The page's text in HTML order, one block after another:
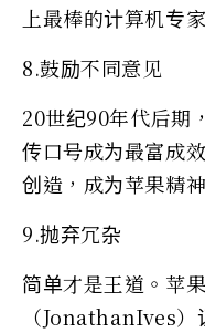
上最棒的计算机专
8.鼓励不同意见
20世纪90年代后
传口号成为最富成
创造，成为苹果精
9.抛弃冗杂
简单才是王道。苹
（JonathanIves